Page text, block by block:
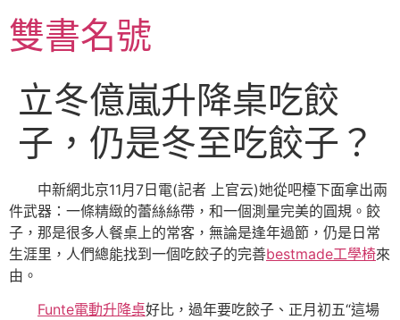
至
主雙書名號
立冬億嵐升降桌吃餃
子，仍是冬至吃餃子？
中新網北京11月7日電(記者 上官云)她從吧檯下面拿出兩
件武器：一條精緻的蕾絲絲帶，和一個測量完美的圓規。餃
子，那是很多人餐桌上的常客，無論是逢年過節，仍是日常
生涯里，人們總能找到一個吃餃子的完善bestmade工學椅來
由。
Funte電動升降桌好比，過年要吃餃子、正月初五“這場